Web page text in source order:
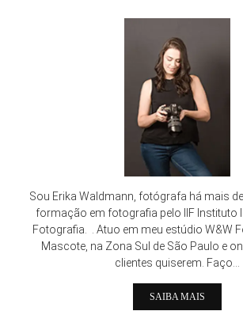
Sou Erika Waldmann, fotógrafa há mais
formação em fotografia pelo IIF Instituto
Fotografia. . Atuo em meu estúdio W&W
Mascote, na Zona Sul de São Paulo e
clientes quiserem. Faço...
SAIBA MAIS